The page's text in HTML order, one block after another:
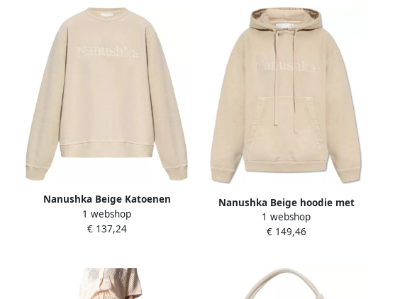
Nanushka Beige Katoenen
Sweatshirt met Logo Beige
Dames
1 webshop
€ 137,24
Nanushka Beige hoodie met
geborduurd logo Beige Dames
1 webshop
€ 149,46